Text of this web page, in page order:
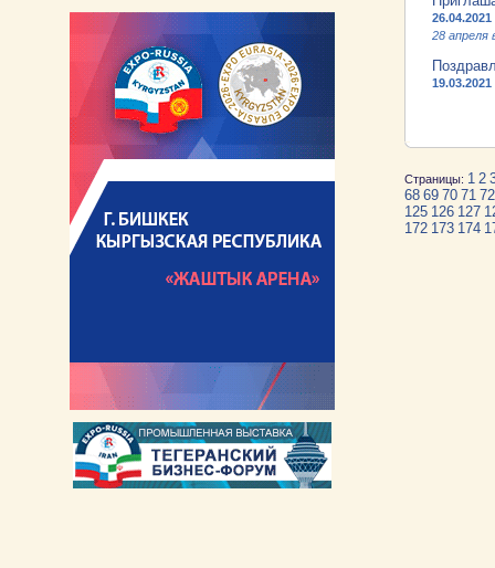
26.04.2021
28 апреля
19.03.2021
Страницы: 1 2
68 69 70 71 72
125 126 127
172 173 174